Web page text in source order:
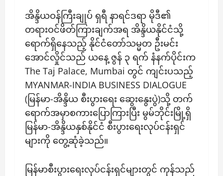
အိန္ဒိယဝန်ကြီးချုပ် ရှရီ နာရင်ဒရာ မိုဒီ၏
တရားဝင်ဖိတ်ကြားချက်အရ အိန္ဒိယနိုင်ငံသို့
ရောက်ရှိနေသည့် နိုင်ငံတော်သမ္မတ ဦးမင်း
အောင်လှိုင်သည် ယနေ့ ဇွန် ၃ ရက် နံနက်ပိုင်းက
The Taj Palace, Mumbai တွင် ကျင်းပသည့်
MYANMAR-INDIA BUSINESS DIALOGUE
(မြန်မာ-အိန္ဒိယ စီးပွားရေး ဆွေးနွေးပွဲ)သို့ တက်
ရောက်အမှာစကားပြောကြားပြီး မွမ်ဘိုင်းမြို့ရှိ
မြန်မာ-အိန္ဒိယနှစ်နိုင်ငံ စီးပွားရေးလုပ်ငန်းရှင်
များကို တွေ့ဆုံခဲ့သည်။
မြန်မာစီးပွားရေးလုပ်ငန်းရှင်များတွင် ကုန်သည်